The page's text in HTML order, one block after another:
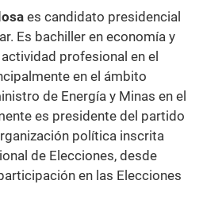
es candidato presidencial
Es bachiller en economía y
profesional en el
en el ámbito
de Energía y Minas en el
es presidente del partido
política inscrita
de Elecciones, desde
en las Elecciones